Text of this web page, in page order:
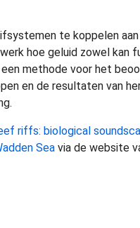
te koppelen
hoe geluid zowel kan
methode voor het
en de resultaten van
riffs: biological
Sea via de website